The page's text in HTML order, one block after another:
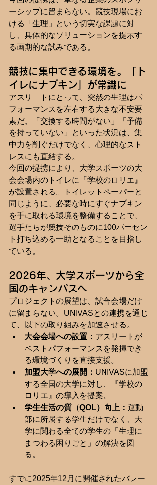
ーシップに留まらない。競技現場にお
ける「生理」という切実な課題に対
し、具体的なソリューションを提示す
る画期的な試みである。
競技に集中できる環境を。「ト
イレにナプキン」が常識に
アスリートにとって、突然の生理はパ
フォーマンスを左右する大きな不安要
素だ。「交換する時間がない」「予備
を持っていない」といった状況は、集
中力を削ぐだけでなく、心理的なスト
レスにも直結する。
今回の提携により、大学スポーツの大
会会場内のトイレに『学校のロリエ』
が設置される。トイレットペーパーと
同じように、必要な時にすぐナプキン
を手に取れる環境を整備することで、
選手たちが競技そのものに100パーセン
ト打ち込める一助となることを目指し
ている。
2026年、大学スポーツから全
国のキャンパスへ
プロジェクトの展望は、試合会場だけ
に留まらない。UNIVASとの連携を通じ
て、以下の取り組みを加速させる。
大会会場への設置： アスリートが
ベストパフォーマンスを発揮でき
る環境づくりを直接支援。
加盟大学への展開： UNIVASに加盟
する全国の大学に対し、『学校の
ロリエ』の導入を提案。
学生生活の質（QOL）向上： 運動
部に所属する学生だけでなく、大
学に関わる全ての学生の「生理に
まつわる困りごと」の解決を図
る。
すでに2025年12月に開催されたバレー